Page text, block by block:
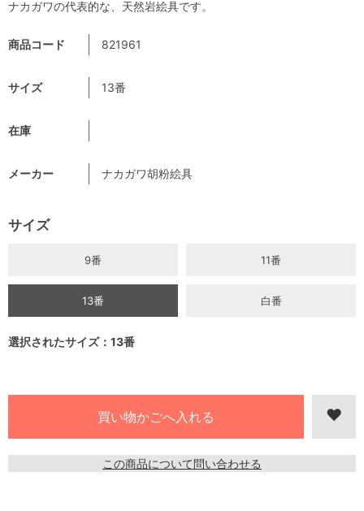
商品コード 821961
サイズ 13番
在庫
メーカー ナカガワ胡粉絵具
サイズ
9番 11番
13番 白番
選択されたサイズ：13番
この商品について問い合わせる
ナカガワの代表的な、天然岩絵具です。